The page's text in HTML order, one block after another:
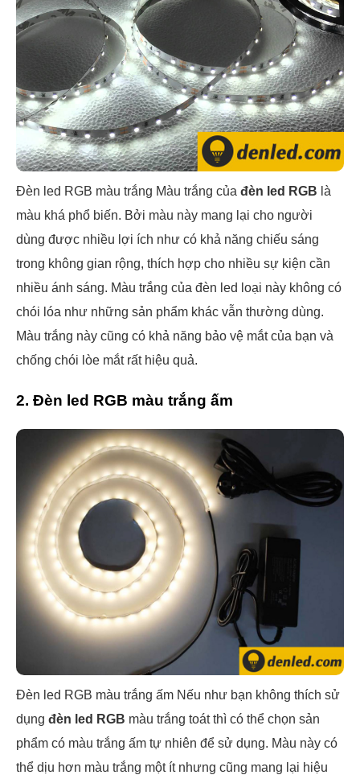
Đèn led RGB màu trắng Màu trắng của đèn led RGB là
màu khá phổ biến. Bởi màu này mang lại cho người
dùng được nhiều lợi ích như có khả năng chiếu sáng
trong không gian rộng, thích hợp cho nhiều sự kiện cần
nhiều ánh sáng. Màu trắng của đèn led loại này không có
chói lóa như những sản phẩm khác vẫn thường dùng.
Màu trắng này cũng có khả năng bảo vệ mắt của bạn và
chống chói lòe mắt rất hiệu quả.
2. Đèn led RGB màu trắng ấm
Đèn led RGB màu trắng ấm Nếu như bạn không thích sử
dụng đèn led RGB màu trắng toát thì có thể chọn sản
phẩm có màu trắng ấm tự nhiên để sử dụng. Màu này có
thể dịu hơn màu trắng một ít nhưng cũng mang lại hiệu